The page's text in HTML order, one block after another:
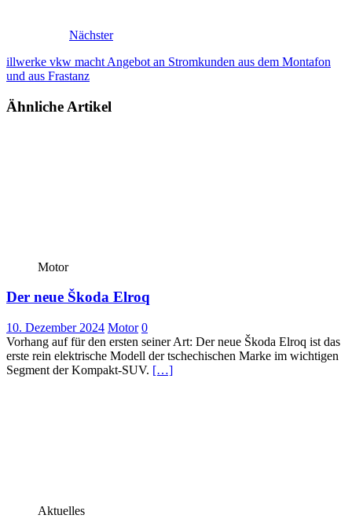
Nächster
illwerke vkw macht Angebot an Stromkunden aus dem Montafon
und aus Frastanz
Ähnliche Artikel
Motor
Der neue Škoda Elroq
10. Dezember 2024 Motor 0
Vorhang auf für den ersten seiner Art: Der neue Škoda Elroq ist das
erste rein elektrische Modell der tschechischen Marke im wichtigen
Segment der Kompakt-SUV. […]
Aktuelles